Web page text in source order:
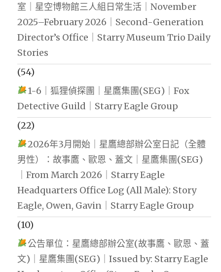
室｜星空博物館三人組日常生活｜November
2025–February 2026｜Second-Generation
Director’s Office｜Starry Museum Trio Daily
Stories
(54)
1-6｜狐狸偵探團｜星鷹集團(SEG)｜Fox
Detective Guild｜Starry Eagle Group
(22)
2026年3月開始｜星鷹總部辦公室日記（全體
男性）：故事鷹、歐恩、蓋文｜星鷹集團(SEG)
｜From March 2026｜Starry Eagle
Headquarters Office Log (All Male): Story
Eagle, Owen, Gavin｜Starry Eagle Group
(10)
公告單位：星鷹總部辦公室(故事鷹、歐恩、蓋
文)｜星鷹集團(SEG)｜Issued by: Starry Eagle